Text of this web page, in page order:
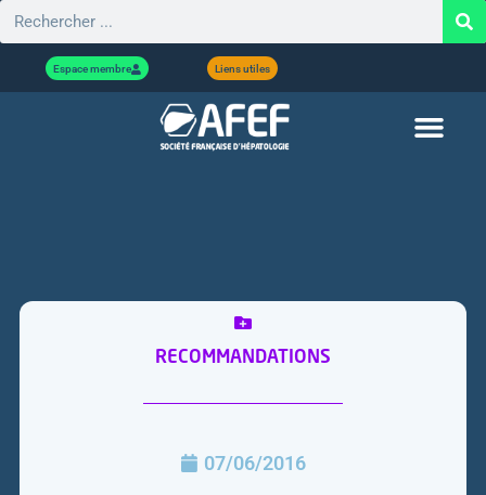
Espace membre Liens utiles
RECOMMANDATIONS
07/06/2016